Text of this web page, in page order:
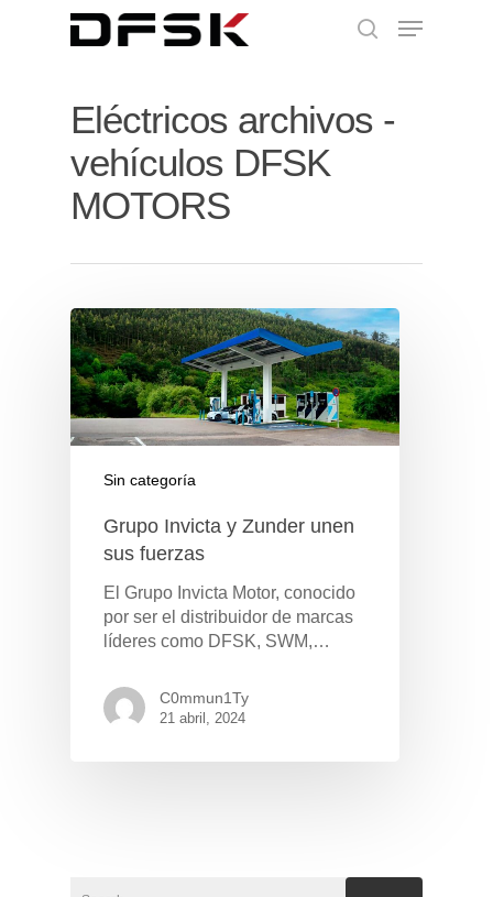
Eléctricos archivos -
vehículos DFSK
MOTORS
Sin categoría
Grupo Invicta y Zunder unen
sus fuerzas
El Grupo Invicta Motor, conocido
por ser el distribuidor de marcas
líderes como DFSK, SWM,…
C0mmun1Ty
21 abril, 2024